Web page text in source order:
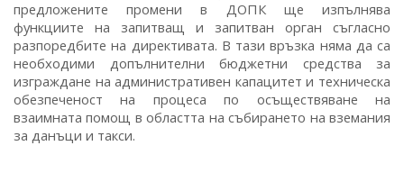
предложените промени в ДОПК ще изпълнява
функциите на запитващ и запитван орган съгласно
разпоредбите на директивата. В тази връзка няма да са
необходими допълнителни бюджетни средства за
изграждане на административен капацитет и техническа
обезпеченост на процеса по осъществяване на
взаимната помощ в областта на събирането на вземания
за данъци и такси.